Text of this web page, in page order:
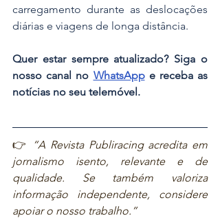
carregamento durante as deslocações
diárias e viagens de longa distância.
Quer estar sempre atualizado? Siga o
nosso canal no WhatsApp e receba as
notícias no seu telemóvel.
👉
“A Revista Publiracing acredita em
jornalismo isento, relevante e de
qualidade. Se também valoriza
informação independente, considere
apoiar o nosso trabalho.”